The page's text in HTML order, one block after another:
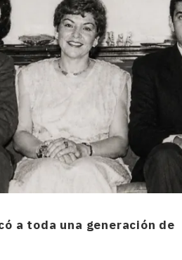
a toda una generación de